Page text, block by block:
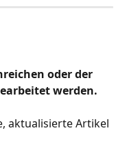
oder der
werden.
aktualisierte Artikel